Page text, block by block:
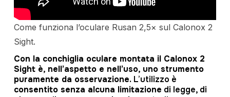
Come funziona l’oculare Rusan 2,5× sul Calonox 2
Sight.
Con la conchiglia oculare montata il Calonox 2
Sight è, nell’aspetto e nell’uso, uno strumento
puramente da osservazione.L’utilizzo è
consentito senza alcuna limitazione di legge, di